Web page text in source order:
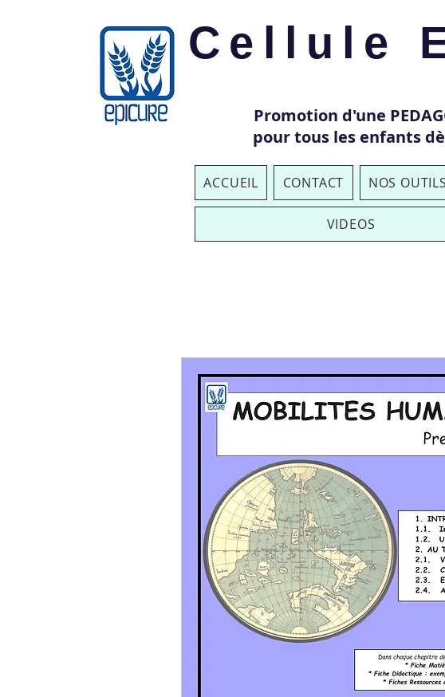
Cellule
Promotion d'une
pour tous les enfants
ACCUEIL CONTACT NOS OUTILS
VIDEOS